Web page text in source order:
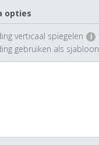
opties
verticaal spiegelen i
gebruiken als sjabloon